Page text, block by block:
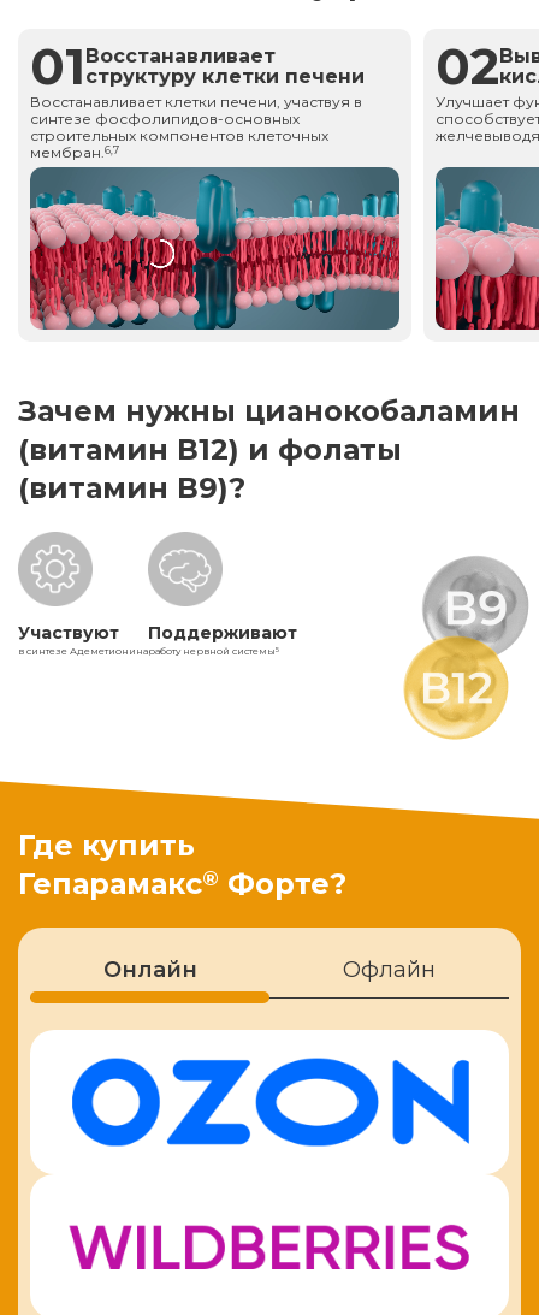
01 Восстанавливает
структуру клетки печени
Восстанавливает клетки печени, участвуя в
синтезе фосфолипидов-основных
строительных компонентов клеточных
мембран.6,7
02
Улучшает
Зачем нужны цианокобаламин
(витамин В12) и фолаты
(витамин В9)?
Участвуют
в синтезе Адеметионина
Поддерживают
работу нервной системы5
Где купить
Гепарамакс® Форте?
Онлайн Офлайн